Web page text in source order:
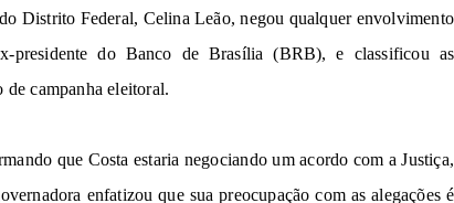
do Distrito Federal, Celina Leão,negou qualquer envolvimento
presidente do Banco de Brasília (BRB),e classificou as
de campanha eleitoral.
ando que Costa estaria negociando um acordo com a Justiça,
overnadora enfatizou que sua preocupação com as alegações é